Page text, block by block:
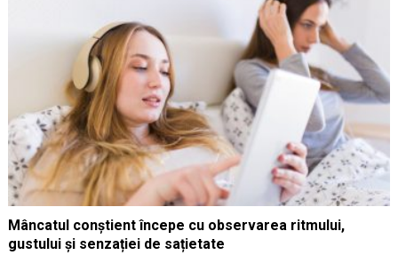
Mâncatul conștient începe cu observarea ritmului,
gustului și senzației de sațietate